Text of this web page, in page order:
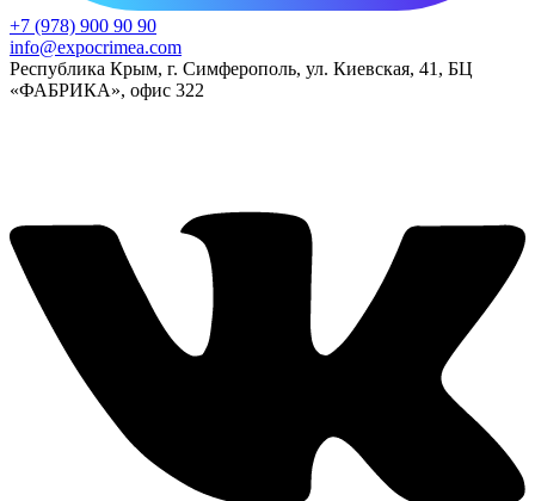
+7 (978) 900 90 90
info@expocrimea.com
Республика Крым, г. Симферополь, ул. Киевская, 41, БЦ
«ФАБРИКА», офис 322